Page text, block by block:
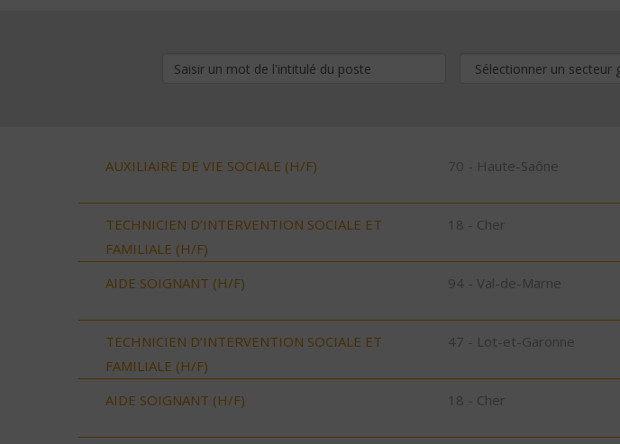
AUXILIAIRE DE VIE SOCIALE (H/F) 70 - Haute-Saône
TECHNICIEN D’INTERVENTION SOCIALE ET
FAMILIALE (H/F)
18 - Cher
AIDE SOIGNANT (H/F) 94 - Val-de-Marne
TECHNICIEN D’INTERVENTION SOCIALE ET
FAMILIALE (H/F)
47 - Lot-et-Garonne
AIDE SOIGNANT (H/F) 18 - Cher